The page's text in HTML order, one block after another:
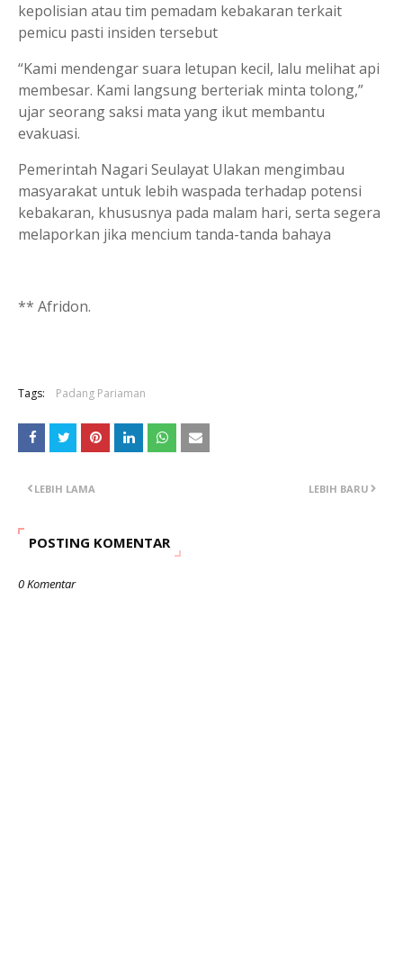
kepolisian atau tim pemadam kebakaran terkait
pemicu pasti insiden tersebut
“Kami mendengar suara letupan kecil, lalu melihat api
membesar. Kami langsung berteriak minta tolong,”
ujar seorang saksi mata yang ikut membantu
evakuasi.
Pemerintah Nagari Seulayat Ulakan mengimbau
masyarakat untuk lebih waspada terhadap potensi
kebakaran, khususnya pada malam hari, serta segera
melaporkan jika mencium tanda-tanda bahaya
** Afridon.
Tags: Padang Pariaman
LEBIH BARU
LEBIH LAMA
POSTING KOMENTAR
0 Komentar